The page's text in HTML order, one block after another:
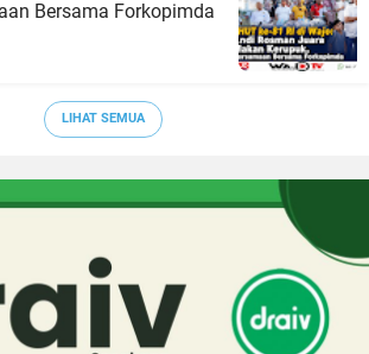
Bersama Forkopimda
LIHAT SEMUA